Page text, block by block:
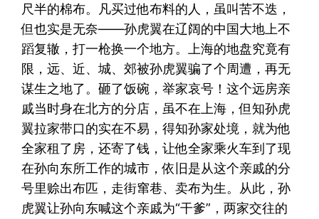
尺半的棉布。凡买过他布料的人，虽叫苦不迭，
但也实是无奈——孙虎翼在辽阔的中国大地上不
蹈复辙，打一枪换一个地方。上海的地盘究竟有
限，远、近、城、郊被孙虎翼骗了个周遭，再无
谋生之地了。砸了饭碗，举家哀号！这个远房亲
戚当时身在北方的分店，虽不在上海，但知孙虎
翼拉家带口的实在不易，得知孙家处境，就为他
全家租了房，还寄了钱，让他全家乘火车到了现
在孙向东所工作的城市，依旧是从这个亲戚的分
号里赊出布匹，走街窜巷、卖布为生。从此，孙
虎翼让孙向东喊这个亲戚为“干爹”，两家交往的